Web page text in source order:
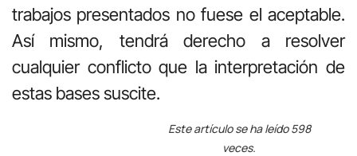
trabajos presentados no fuese el aceptable.
Así mismo, tendrá derecho a resolver
cualquier conflicto que la interpretación de
estas bases suscite.
Este artículo se ha leído 598
veces.